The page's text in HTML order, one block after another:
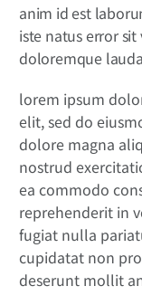
anim id est
iste natus error
doloremque
lorem ipsum
elit, sed do
dolore magna
nostrud
ea commodo
reprehenderit in
fugiat nulla
cupidatat non
deserunt mollit